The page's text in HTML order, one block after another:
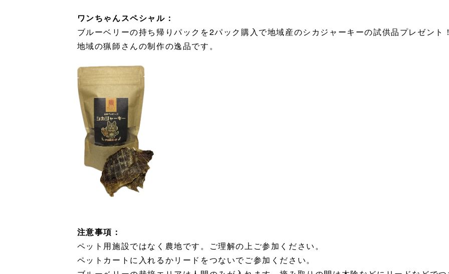
ワンちゃんスペシャル：
ブルーベリーの持ち帰りパックを2パック購入で地域産のシカジャーキーの試供品プレゼント
地域の猟師さんの制作の逸品です。
注意事項：
ペット用施設ではなく農地です。ご理解の上ご参加ください。
ペットカートに入れるかリードをつないでご参加ください。